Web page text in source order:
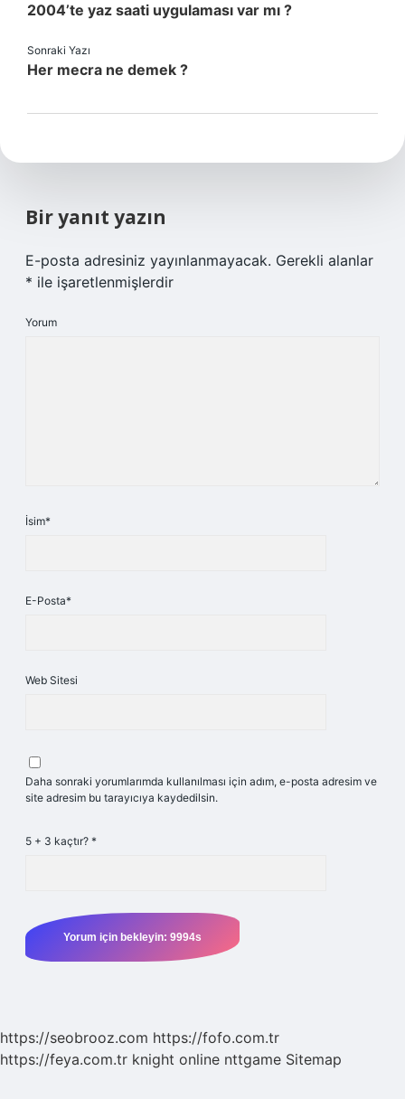
2004’te yaz saati uygulaması var mı ?
Sonraki Yazı
Her mecra ne demek ?
Bir yanıt yazın
E-posta adresiniz yayınlanmayacak. Gerekli alanlar
* ile işaretlenmişlerdir
Yorum
İsim*
E-Posta*
Web Sitesi
Daha sonraki yorumlarımda kullanılması için adım, e-posta adresim ve
site adresim bu tarayıcıya kaydedilsin.
5 + 3 kaçtır? *
https://seobrooz.com https://fofo.com.tr
https://feya.com.tr knight online nttgame Sitemap